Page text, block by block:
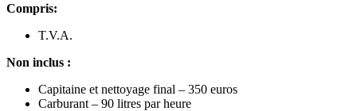
Compris:
T.V.A.
Non inclus :
Capitaine et nettoyage final – 350 euros
Carburant – 90 litres par heure